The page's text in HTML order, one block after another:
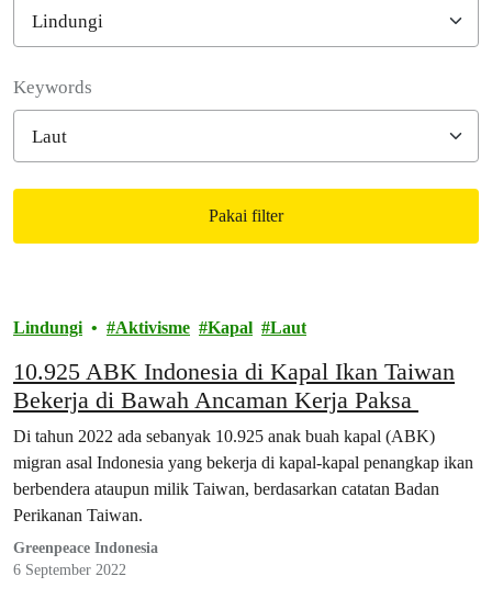
Keywords
Pakai filter
Lindungi Aktivisme Kapal Laut
10.925 ABK Indonesia di Kapal Ikan Taiwan
Bekerja di Bawah Ancaman Kerja Paksa
Di tahun 2022 ada sebanyak 10.925 anak buah kapal (ABK)
migran asal Indonesia yang bekerja di kapal-kapal penangkap ikan
berbendera ataupun milik Taiwan, berdasarkan catatan Badan
Perikanan Taiwan.
Greenpeace Indonesia
6 September 2022